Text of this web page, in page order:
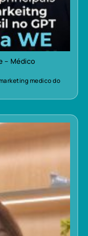
– Médico
medico do